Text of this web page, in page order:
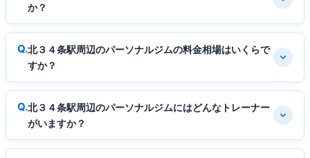
か？
北３４条駅周辺のパーソナルジムの料金相場はいくらで
すか？
北３４条駅周辺のパーソナルジムにはどんなトレーナー
がいますか？